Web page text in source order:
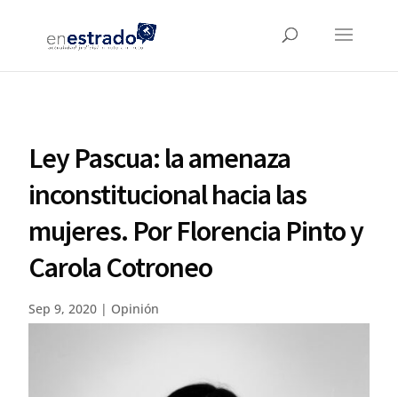
Ley Pascua: la amenaza
inconstitucional hacia las
mujeres. Por Florencia Pinto y
Carola Cotroneo
Sep 9, 2020 | Opinión